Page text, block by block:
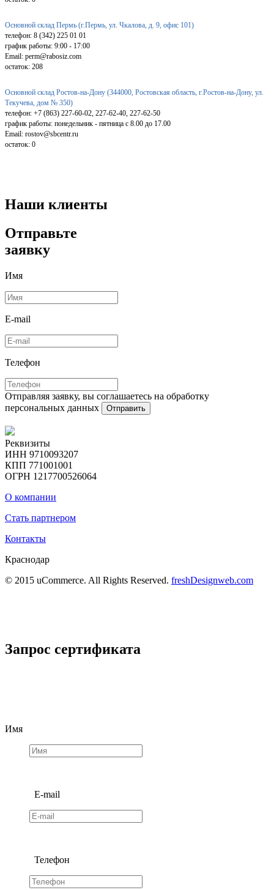
Основной склад Пермь (г.Пермь, ул. Чкалова, д. 9, офис 101)
телефон: 8 (342) 225 01 01
график работы: 9:00 - 17:00
Email: perm@rabosiz.com
остаток: 208
Основной склад Ростов-на-Дону (344000, Ростовская область, г.Ростов-на-Дону, ул.
Текучева, дом № 350)
телефон: +7 (863) 227-60-02, 227-62-40, 227-62-50
график работы: понедельник - пятница с 8.00 до 17.00
Email: rostov@sbcentr.ru
остаток: 0
Наши клиенты
Отправьте
заявку
Имя
E-mail
Телефон
Отправляя заявку, вы соглашаетесь на обработку
персональных данных
Отправить
Реквизиты
ИНН 9710093207
КПП 771001001
ОГРН 1217700526064
О компании
Стать партнером
Контакты
Краснодар
© 2015 uCommerce. All Rights Reserved. freshDesignweb.com
Запрос сертификата
Имя
E-mail
Телефон